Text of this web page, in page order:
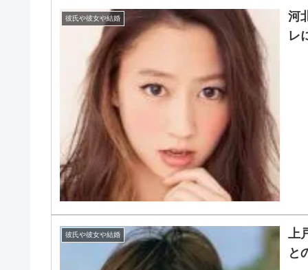
彼氏や彼女や結婚
河
レ
彼氏や彼女や結婚
と